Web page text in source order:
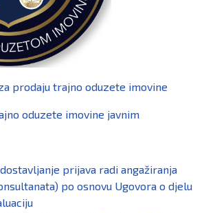
prodaju trajno oduzete imovine
oduzete imovine javnim
prijava radi angažiranja
po osnovu Ugovora o djelu